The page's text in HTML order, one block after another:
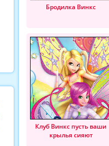
Бродилка Винкс
Клуб Винкс пусть ваши
крылья сияют